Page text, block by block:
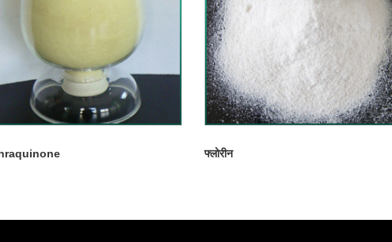
फ्लोरीन